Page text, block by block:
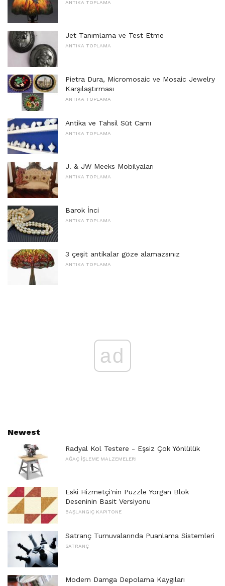
ANTIKA TOPLAMA
Jet Tanımlama ve Test Etme
ANTIKA TOPLAMA
Pietra Dura, Micromosaic ve Mosaic Jewelry
Karşılaştırması
ANTIKA TOPLAMA
Antika ve Tahsil Süt Camı
ANTIKA TOPLAMA
J. & JW Meeks Mobilyaları
ANTIKA TOPLAMA
Barok İnci
ANTIKA TOPLAMA
3 çeşit antikalar göze alamazsınız
ANTIKA TOPLAMA
ad
Newest
Radyal Kol Testere - Eşsiz Çok Yönlülük
AĞAÇ İŞLEME MALZEMELERI
Eski Hizmetçi'nin Puzzle Yorgan Blok
Deseninin Basit Versiyonu
BAŞLANGIÇ ​​KAPITONE
Satranç Turnuvalarında Puanlama Sistemleri
SATRANÇ
Modern Damga Depolama Kaygıları